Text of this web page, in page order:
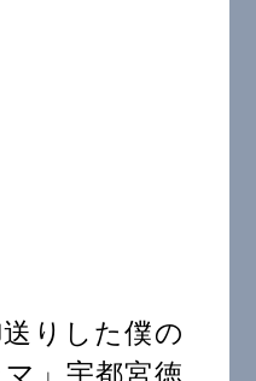
りした僕の
」宇都宮徳